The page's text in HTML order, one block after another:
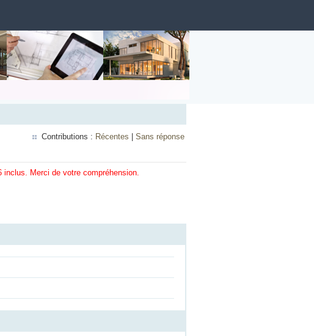
Contributions : Récentes Sans réponse
inclus. Merci de votre compréhension.